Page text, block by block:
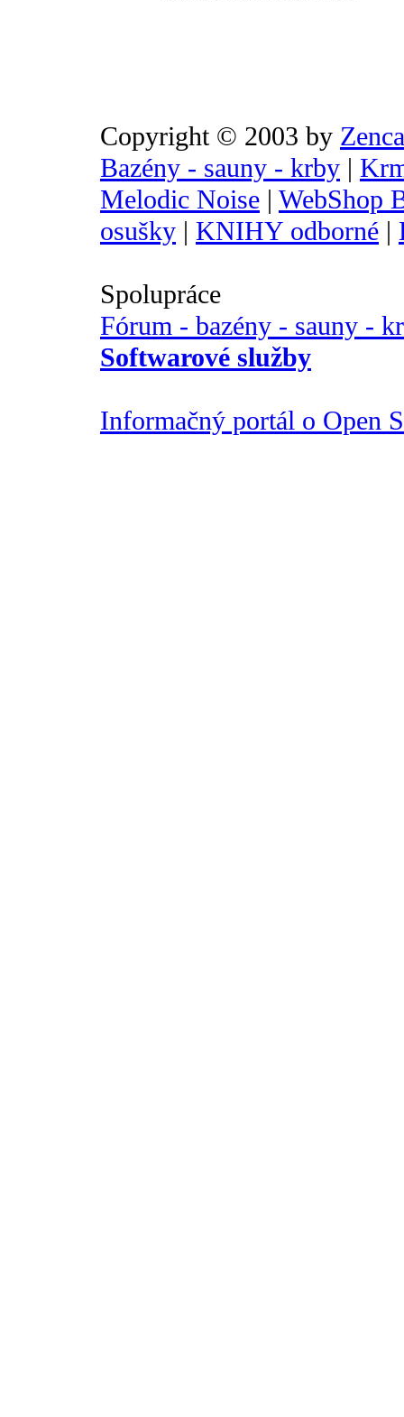
Copyright © 2003 by
Bazény - sauny - krby |
Melodic Noise | WebShop
osušky | KNIHY odborné |
Spolupráce
Fórum - bazény - sauny -
Softwarové služby
Informačný portál o Open